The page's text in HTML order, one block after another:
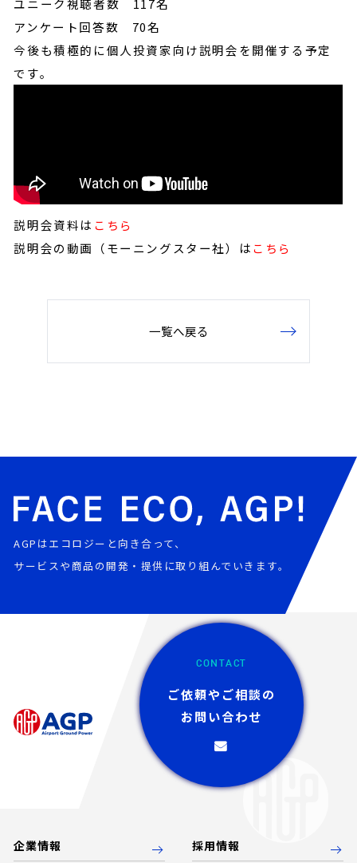
ユニーク視聴者数 117名
アンケート回答数 70名
今後も積極的に個人投資家向け説明会を開催する予定
です。
説明会資料は こちら
説明会の動画（モーニングスター社）はこちら
一覧へ戻る
AGPはエコロジーと向き合って、
サービスや商品の開発・提供に取り組んでいきます。
CONTACT
ご依頼やご相談の
お問い合わせ
企業情報 採用情報